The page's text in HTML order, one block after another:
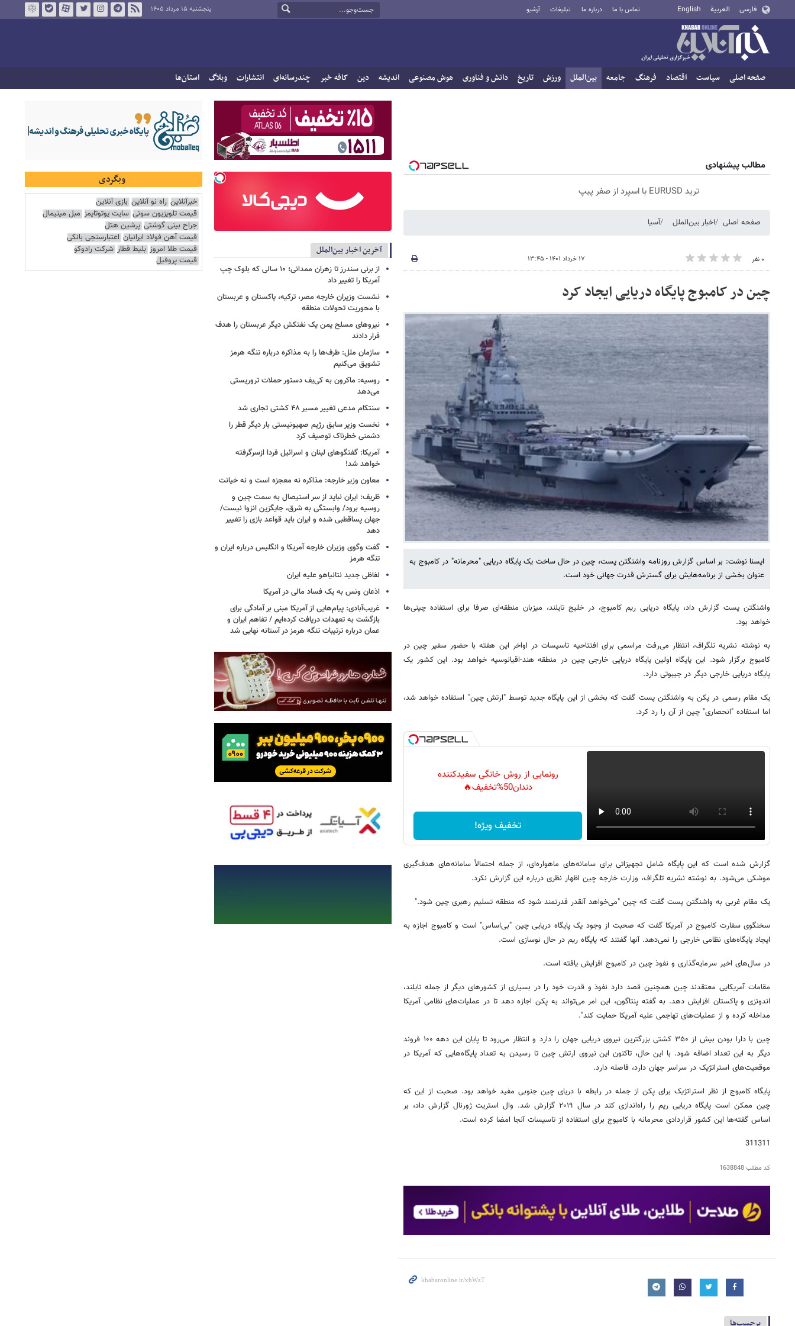
فارسی العربية English تماس با ما درباره ما تبلیغات آرشیو پنجشنبه ۱۵ مرداد ۱۴۰۵
صفحه اصلی سیاست اقتصاد فرهنگ جامعه بین‌الملل ورزش تاریخ دانش و فناوری هوش مصنوعی اندیشه دین کافه خبر چندرسانه‌ای انتشارات وبلاگ استان‌ها
مطالب پیشنهادی
ترید EURUSD با اسپرد از صفر پیپ
صفحه اصلی اخبار بین‌الملل آسیا
۰ نفر ۱۷ خرداد ۱۴۰۱ - ۱۳:۴۵
چین در کامبوج پایگاه دریایی ایجاد کرد
ایسنا نوشت: بر اساس گزارش روزنامه واشنگتن پست، چین در حال ساخت یک پایگاه دریایی "محرمانه" در کامبوج به
عنوان بخشی از برنامه‌هایش برای گسترش قدرت جهانی خود است.
واشنگتن پست گزارش داد، پایگاه دریایی ریم کامبوج، در خلیج تایلند، میزبان منطقه‌ای صرفا برای استفاده چینی‌ها
خواهد بود.
به نوشته نشریه تلگراف، انتظار می‌رفت مراسمی برای افتتاحیه تاسیسات در اواخر این هفته با حضور سفیر چین در
کامبوج برگزار شود. این پایگاه اولین پایگاه دریایی خارجی چین در منطقه هند-اقیانوسیه خواهد بود. این کشور یک
پایگاه دریایی خارجی دیگر در جیبوتی دارد.
یک مقام رسمی در پکن به واشنگتن پست گفت که بخشی از این پایگاه جدید توسط "ارتش چین" استفاده خواهد شد،
اما استفاده "انحصاری" چین از آن را رد کرد.
رونمایی از روش خانگی سفیدکننده
دندان50%تخفیف🔥
تخفیف ویژه!
گزارش شده است که این پایگاه شامل تجهیزاتی برای سامانه‌های ماهواره‌ای، از جمله احتمالاً سامانه‌های هدف‌گیری
موشکی می‌شود. به نوشته نشریه تلگراف، وزارت خارجه چین اظهار نظری درباره این گزارش نکرد.
یک مقام غربی به واشنگتن پست گفت که چین "می‌خواهد آنقدر قدرتمند شود که منطقه تسلیم رهبری چین شود."
سخنگوی سفارت کامبوج در آمریکا گفت که صحبت از وجود یک پایگاه دریایی چین "بی‌اساس" است و کامبوج اجازه به
ایجاد پایگاه‌های نظامی خارجی را نمی‌دهد. آنها گفتند که پایگاه ریم در حال نوسازی است.
در سال‌های اخیر سرمایه‌گذاری و نفوذ چین در کامبوج افزایش یافته است.
مقامات آمریکایی معتقدند چین همچنین قصد دارد نفوذ و قدرت خود را در بسیاری از کشورهای دیگر از جمله تایلند،
اندونزی و پاکستان افزایش دهد. به گفته پنتاگون، این امر می‌تواند به پکن اجازه دهد تا در عملیات‌های نظامی آمریکا
مداخله کرده و از عملیات‌های تهاجمی علیه آمریکا حمایت کند".
چین با دارا بودن بیش از ۳۵۰ کشتی بزرگترین نیروی دریایی جهان را دارد و انتظار می‌رود تا پایان این دهه ۱۰۰ فروند
دیگر به این تعداد اضافه شود. با این حال، تاکنون این نیروی ارتش چین تا رسیدن به تعداد پایگاه‌هایی که آمریکا در
موقعیت‌های استراتژیک در سراسر جهان دارد، فاصله دارد.
پایگاه کامبوج از نظر استراتژیک برای پکن از جمله در رابطه با دریای چین جنوبی مفید خواهد بود. صحبت از این که
چین ممکن است پایگاه دریایی ریم را راه‌اندازی کند در سال ۲۰۱۹ گزارش شد. وال استریت ژورنال گزارش داد، بر
اساس گفته‌ها این کشور قراردادی محرمانه با کامبوج برای استفاده از تاسیسات آنجا امضا کرده است.
311311
کد مطلب1638848
برچسب‌ها
آخرین اخبار بین‌الملل
از برنی سندرز تا زهران ممدانی؛ ۱۰ سالی که بلوک چپ
آمریکا را تغییر داد
نشست وزیران خارجه مصر، ترکیه، پاکستان و عربستان
با محوریت تحولات منطقه
نیروهای مسلح یمن یک نفتکش دیگر عربستان را هدف
قرار دادند
سازمان ملل: طرف‌ها را به مذاکره درباره تنگه هرمز
تشویق می‌کنیم
روسیه: ماکرون به کی‌یف دستور حملات تروریستی
می‌دهد
سنتکام مدعی تغییر مسیر ۴۸ کشتی تجاری شد
نخست وزیر سابق رژیم صهیونیستی بار دیگر قطر را
دشمنی خطرناک توصیف کرد
آمریکا: گفتگوهای لبنان و اسرائیل فردا ازسرگرفته
خواهد شد!
معاون وزیر خارجه: مذاکره نه معجزه است و نه خیانت
ظریف: ایران نباید از سر استیصال به سمت چین و
روسیه برود/ وابستگی به شرق، جایگزین انزوا نیست/
جهان پساقطبی شده و ایران باید قواعد بازی را تغییر
دهد
گفت وگوی وزیران خارجه آمریکا و انگلیس درباره ایران و
تنگه هرمز
لفاظی جدید نتانیاهو علیه ایران
اذعان ونس به یک فساد مالی در آمریکا
غریب‌آبادی: پیام‌هایی از آمریکا مبنی بر آمادگی برای
بازگشت به تعهدات دریافت کرده‌ایم / تفاهم ایران و
عمان درباره ترتیبات تنگه هرمز در آستانه نهایی شد
وبگردی
خبرآنلاین راه نو آنلاین بازی آنلاین
قیمت تلویزیون سونی سایت یوتوتایمز مبل مینیمال
جراح بینی گوشتی پرشین هتل
قیمت آهن فولاد ایرانیان اعتبارسنجی بانکی
قیمت طلا امروز بلیط قطار شرکت رادوکو
قیمت پروفیل